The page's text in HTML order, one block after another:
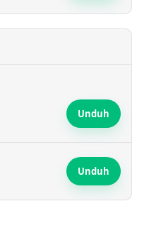
Unduh
Unduh